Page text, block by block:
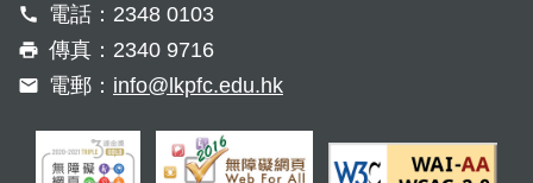
電話：2348 0103
傳真：2340 9716
電郵： info@lkpfc.edu.hk